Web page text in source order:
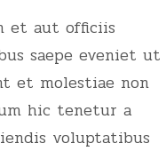
et aut officiis
saepe eveniet ut
et molestiae non
hic tenetur a
voluptatibus